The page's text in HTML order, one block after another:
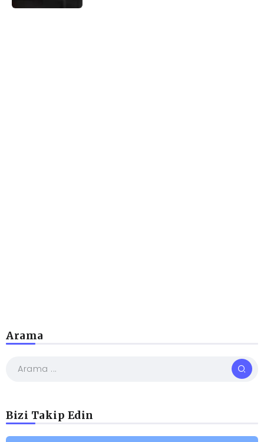
Arama
Bizi Takip Edin